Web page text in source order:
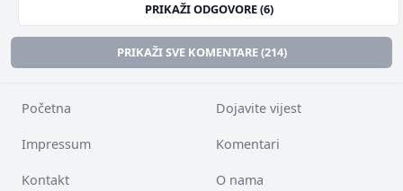
PRIKAŽI ODGOVORE (6)
PRIKAŽI SVE KOMENTARE (214)
Početna Dojavite vijest
Impressum Komentari
Kontakt O nama